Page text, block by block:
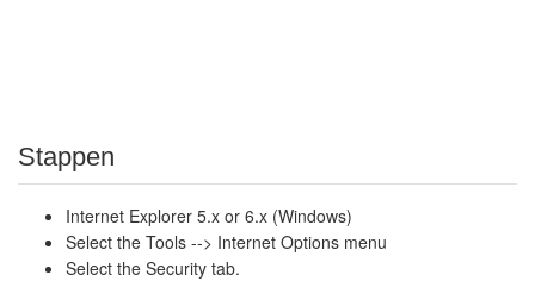
Stappen
Internet Explorer 5.x or 6.x (Windows)
Select the Tools --> Internet Options menu
Select the Security tab.